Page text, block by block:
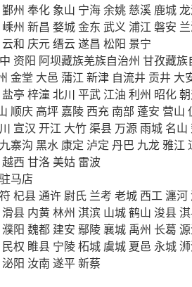
鄞州 奉化 象山 宁海余姚 慈溪 鹿城
嵊州 新昌 婺城金东 武义 浦江 磐安
云和 庆元缙云遂昌 松阳 景宁
资阳 阿坝藏族羌族自治州 甘孜藏族
金堂 大邑 蒲江 新津 自流井 贡井 大
盐亭 梓潼北川 平武 江油 利州 昭化
顺庆 高坪 嘉陵 西充 南部 蓬安 营山
宣汉 开江 大竹 渠县 万源雨城 名山
九寨沟 黑水 康定 泸定 丹巴 九龙雅江
越西 甘洛 美姑 雷波
驻马店
杞县通许 尉氏 兰考 老城 西工瀍河
滑县 内黄林州 淇滨 山城鹤山 浚县
濮阳 魏都 建安 鄢陵襄城 禹州 长葛
民权 睢县 宁陵柘城 虞城 夏邑 永城
泌阳 汝南 遂平新蔡